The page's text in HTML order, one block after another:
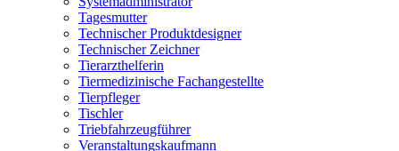
Tagesmutter
Technischer Produktdesigner
Technischer Zeichner
Tierarzthelferin
Tiermedizinische Fachangestellte
Tierpfleger
Tischler
Triebfahrzeugführer
Veranstaltungskaufmann